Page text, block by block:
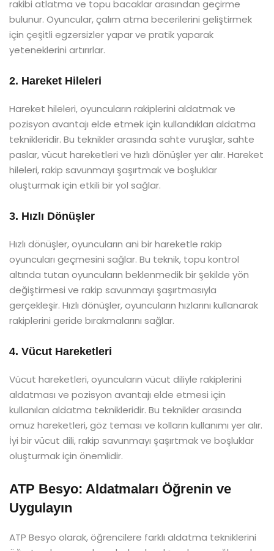
rakibi atlatma ve topu bacaklar arasından geçirme
bulunur. Oyuncular, çalım atma becerilerini geliştirmek
için çeşitli egzersizler yapar ve pratik yaparak
yeteneklerini artırırlar.
2. Hareket Hileleri
Hareket hileleri, oyuncuların rakiplerini aldatmak ve
pozisyon avantajı elde etmek için kullandıkları aldatma
teknikleridir. Bu teknikler arasında sahte vuruşlar, sahte
paslar, vücut hareketleri ve hızlı dönüşler yer alır. Hareket
hileleri, rakip savunmayı şaşırtmak ve boşluklar
oluşturmak için etkili bir yol sağlar.
3. Hızlı Dönüşler
Hızlı dönüşler, oyuncuların ani bir hareketle rakip
oyuncuları geçmesini sağlar. Bu teknik, topu kontrol
altında tutan oyuncuların beklenmedik bir şekilde yön
değiştirmesi ve rakip savunmayı şaşırtmasıyla
gerçekleşir. Hızlı dönüşler, oyuncuların hızlarını kullanarak
rakiplerini geride bırakmalarını sağlar.
4. Vücut Hareketleri
Vücut hareketleri, oyuncuların vücut diliyle rakiplerini
aldatması ve pozisyon avantajı elde etmesi için
kullanılan aldatma teknikleridir. Bu teknikler arasında
omuz hareketleri, göz teması ve kolların kullanımı yer alır.
İyi bir vücut dili, rakip savunmayı şaşırtmak ve boşluklar
oluşturmak için önemlidir.
ATP Besyo: Aldatmaları Öğrenin ve
Uygulayın
ATP Besyo olarak, öğrencilere farklı aldatma tekniklerini